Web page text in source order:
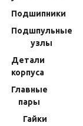
товаров
Подшипники
Подшпульные
узлы
Детали
корпуса
Главные
пары
Гайки